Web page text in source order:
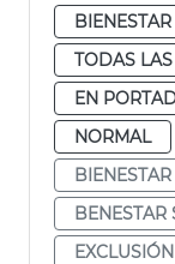
TODAS
EN
NORMAL
BENESTAR